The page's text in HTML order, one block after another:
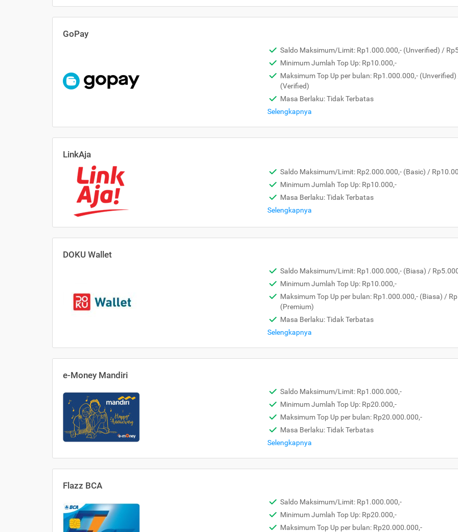
GoPay
Saldo Maksimum/Limit: Rp1.000.000,- (Unverified) /
Minimum Jumlah Top Up: Rp10.000,-
Maksimum Top Up per bulan: Rp1.000.000,-
(Verified)
Masa Berlaku: Tidak Terbatas
Selengkapnya
LinkAja
Saldo Maksimum/Limit: Rp2.000.000,- (Basic) /
Minimum Jumlah Top Up: Rp10.000,-
Masa Berlaku: Tidak Terbatas
Selengkapnya
DOKU Wallet
Saldo Maksimum/Limit: Rp1.000.000,- (Biasa) /
Minimum Jumlah Top Up: Rp10.000,-
Maksimum Top Up per bulan: Rp1.000.000,- (Biasa) /
(Premium)
Masa Berlaku: Tidak Terbatas
Selengkapnya
e-Money Mandiri
Saldo Maksimum/Limit: Rp1.000.000,-
Minimum Jumlah Top Up: Rp20.000,-
Maksimum Top Up per bulan: Rp20.000.000,-
Masa Berlaku: Tidak Terbatas
Selengkapnya
Flazz BCA
Saldo Maksimum/Limit: Rp1.000.000,-
Minimum Jumlah Top Up: Rp20.000,-
Maksimum Top Up per bulan: Rp20.000.000,-